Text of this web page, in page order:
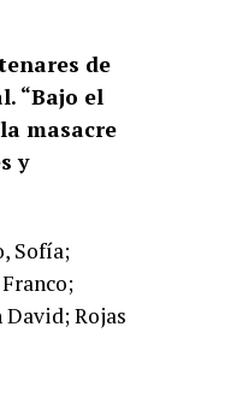
de
“Bajo el
masacre
y
Sofía;
Rojas